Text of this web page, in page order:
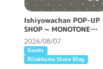
Ishiyowachan POP-UP
SHOP ~ MONOTONE
FEELING ~ will be held!
2026/08/07
Goods
Rilakkuma Store Blog